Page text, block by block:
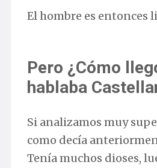
El hombre es entonces
Pero ¿Cómo
hablaba
Si analizamos muy
como decía
Tenía muchos dioses,